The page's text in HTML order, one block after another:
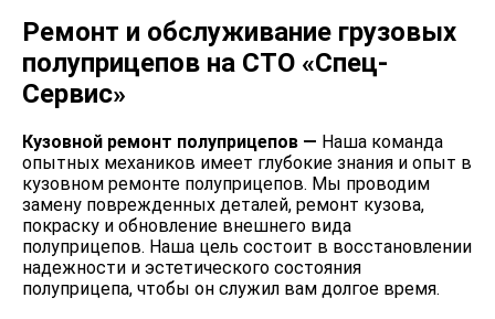
Ремонт и обслуживание грузовых
полуприцепов на СТО «Спец-
Сервис»
Кузовной ремонт полуприцепов — Наша команда
опытных механиков имеет глубокие знания и опыт в
кузовном ремонте полуприцепов. Мы проводим
замену поврежденных деталей, ремонт кузова,
покраску и обновление внешнего вида
полуприцепов. Наша цель состоит в восстановлении
надежности и эстетического состояния
полуприцепа, чтобы он служил вам долгое время.